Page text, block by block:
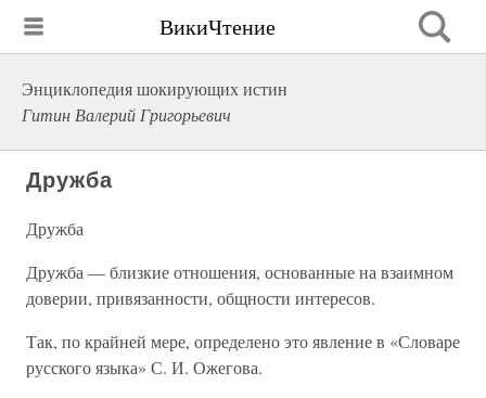
ВикиЧтение
Энциклопедия шокирующих истин
Гитин Валерий Григорьевич
Дружба
Дружба
Дружба — близкие отношения, основанные на взаимном
доверии, привязанности, общности интересов.
Так, по крайней мере, определено это явление в «Словаре
русского языка» С. И. Ожегова.